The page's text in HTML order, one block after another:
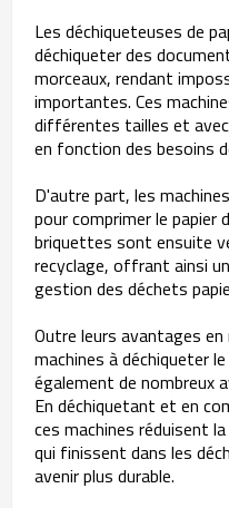
Les déchiqueteuses de
déchiqueter des
morceaux, rendant
importantes. Ces
différentes tailles et
en fonction des besoins
D'autre part, les
pour comprimer le papier
briquettes sont ensuite
recyclage, offrant ainsi
gestion des déchets
Outre leurs avantages
machines à déchiqueter
également de nombreux
En déchiquetant et en
ces machines réduisent
qui finissent dans les
avenir plus durable.